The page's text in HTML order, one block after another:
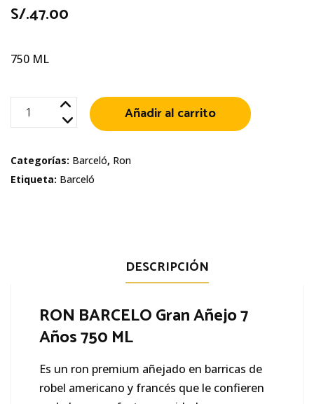
S/.47.00
750 ML
RON
BARCELO
Añejo
7
Añadir al carrito
Categorías: Barceló, Ron
Etiqueta: Barceló
DESCRIPCIÓN
RON BARCELO Gran Añejo 7
Años 750 ML
Es un ron premium añejado en barricas de
robel americano y francés que le confieren